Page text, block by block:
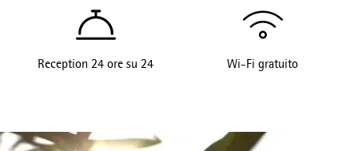
Reception 24 ore su 24 Wi-Fi gratuito